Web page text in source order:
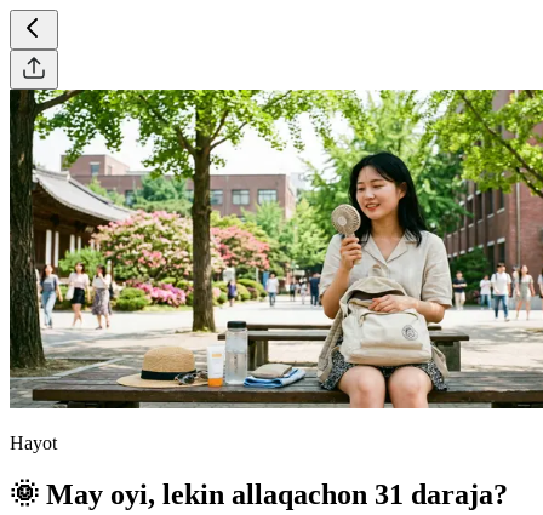
Hayot
🌞 May oyi, lekin allaqachon 31 daraja?